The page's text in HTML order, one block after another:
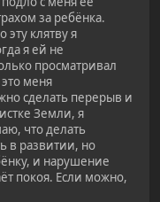
за ребёнка.
клятву я
я ей не
просматривал
меня
сделать перерыв и
Земли, я
что делать
в развитии, но
и нарушение
покоя. Если можно,